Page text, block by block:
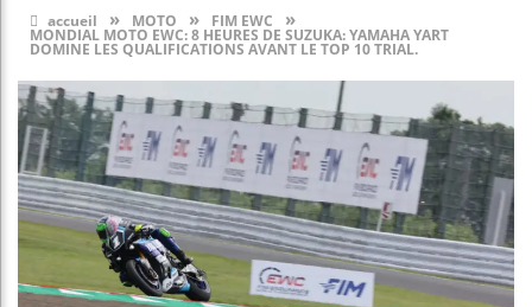
accueil » MOTO » FIM EWC »
MONDIAL MOTO EWC: 8 HEURES DE SUZUKA: YAMAHA YART
DOMINE LES QUALIFICATIONS AVANT LE TOP 10 TRIAL.